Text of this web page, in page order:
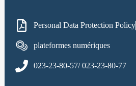
Personal Data Protection Policy
plateformes numériques
023-23-80-57/ 023-23-80-77